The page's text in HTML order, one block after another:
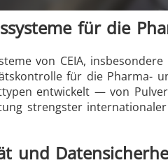
MBB
4.0
für die
von CEIA,
für die Pharma-
entwickelt — von
strengster
und